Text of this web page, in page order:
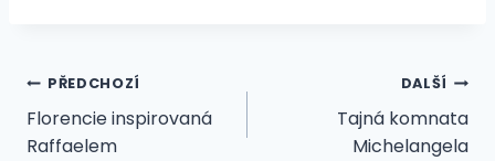
Navigace
pro
PŘEDCHOZÍ
Florencie inspirovaná
Raffaelem
DALŠÍ
Tajná komnata
Michelangela